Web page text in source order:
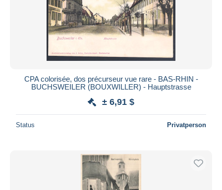
CPA colorisée, dos précurseur vue rare - BAS-RHIN -
BUCHSWEILER (BOUXWILLER) - Hauptstrasse
± 6,91 $
Status Privatperson